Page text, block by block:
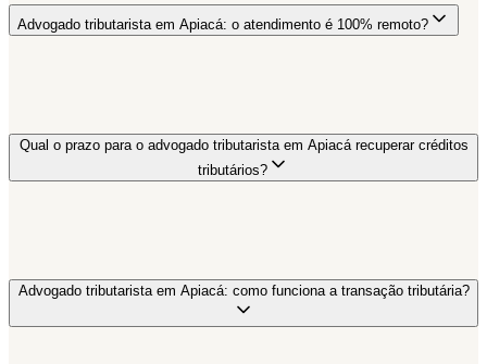
Advogado tributarista em Apiacá: o atendimento é 100% remoto?
Qual o prazo para o advogado tributarista em Apiacá recuperar créditos
tributários?
Advogado tributarista em Apiacá: como funciona a transação tributária?